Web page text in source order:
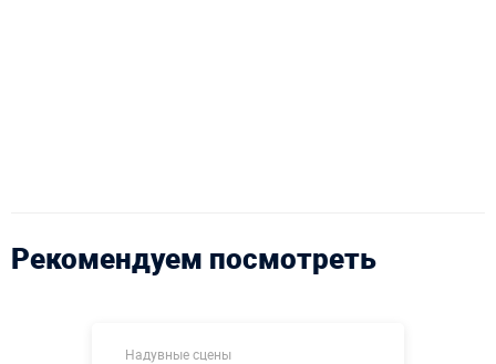
Рекомендуем посмотреть
Надувные сцены